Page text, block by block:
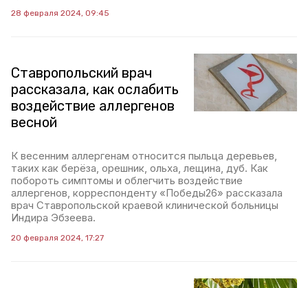
28 февраля 2024, 09:45
Ставропольский врач
рассказала, как ослабить
воздействие аллергенов
весной
К весенним аллергенам относится пыльца деревьев,
таких как берёза, орешник, ольха, лещина, дуб. Как
побороть симптомы и облегчить воздействие
аллергенов, корреспонденту «Победы26» рассказала
врач Ставропольской краевой клинической больницы
Индира Эбзеева.
20 февраля 2024, 17:27